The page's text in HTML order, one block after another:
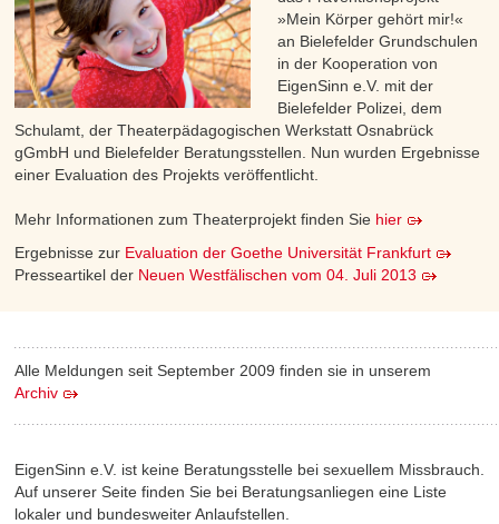
»Mein Körper gehört mir!«
an Bielefelder Grundschulen
in der Kooperation von
EigenSinn e.V. mit der
Bielefelder Polizei, dem
Schulamt, der Theaterpädagogischen Werkstatt Osnabrück
gGmbH und Bielefelder Beratungsstellen. Nun wurden Ergebnisse
einer Evaluation des Projekts veröffentlicht.
Mehr Informationen zum Theaterprojekt finden Sie hier
Ergebnisse zur Evaluation der Goethe Universität Frankfurt
Presseartikel der Neuen Westfälischen vom 04. Juli 2013
Alle Meldungen seit September 2009 finden sie in unserem
Archiv
EigenSinn e.V. ist keine Beratungsstelle bei sexuellem Missbrauch.
Auf unserer Seite finden Sie bei Beratungsanliegen eine Liste
lokaler und bundesweiter Anlaufstellen.